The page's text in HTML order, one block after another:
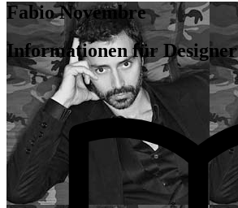
Fabio Novembre
Informationen für Designer